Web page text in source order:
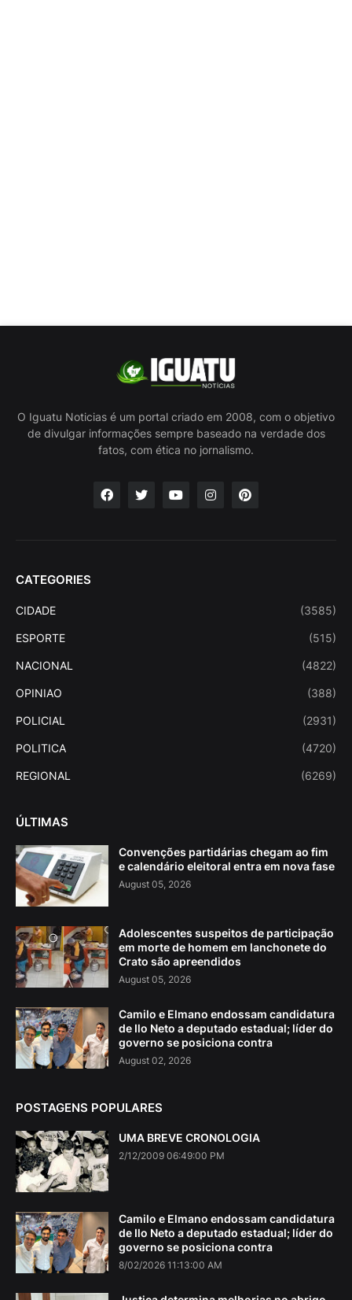
O Iguatu Noticias é um portal criado em 2008, com o objetivo
de divulgar informações sempre baseado na verdade dos
fatos, com ética no jornalismo.
CATEGORIES
CIDADE (3585)
ESPORTE (515)
NACIONAL (4822)
OPINIAO (388)
POLICIAL (2931)
POLITICA (4720)
REGIONAL (6269)
ÚLTIMAS
Convenções partidárias chegam ao fim
e calendário eleitoral entra em nova fase
August 05, 2026
Adolescentes suspeitos de participação
em morte de homem em lanchonete do
Crato são apreendidos
August 05, 2026
Camilo e Elmano endossam candidatura
de Ilo Neto a deputado estadual; líder do
governo se posiciona contra
August 02, 2026
POSTAGENS POPULARES
UMA BREVE CRONOLOGIA
2/12/2009 06:49:00 PM
Camilo e Elmano endossam candidatura
de Ilo Neto a deputado estadual; líder do
governo se posiciona contra
8/02/2026 11:13:00 AM